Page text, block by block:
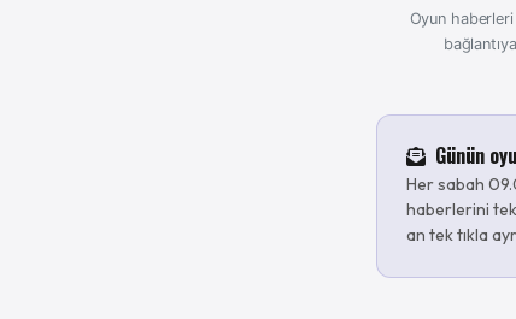
Oyun
Günün
Her sabah
haberlerini
an tek tıkla